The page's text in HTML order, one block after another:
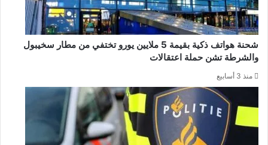
شحنة هواتف ذكية بقيمة 5 ملايين يورو تختفي من مطار سخيبول
والشرطة تشن حملة اعتقالات
منذ 3 أسابيع